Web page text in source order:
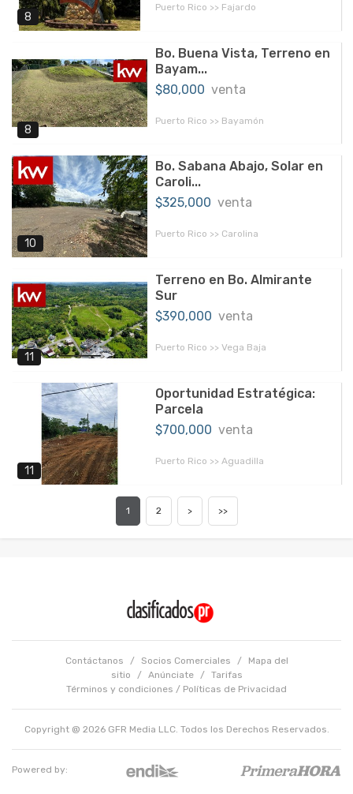
8
Puerto Rico >> Fajardo
8
Bo. Buena Vista, Terreno en
Bayam...
$80,000 venta
Puerto Rico >> Bayamón
10
Bo. Sabana Abajo, Solar en
Caroli...
$325,000 venta
Puerto Rico >> Carolina
11
Terreno en Bo. Almirante
Sur
$390,000 venta
Puerto Rico >> Vega Baja
11
Oportunidad Estratégica:
Parcela
$700,000 venta
Puerto Rico >> Aguadilla
1 2 > >>
Contáctanos / Socios Comerciales /
Mapa del
sitio
/ Anúnciate /
Tarifas
Términos y condiciones / Políticas de Privacidad
Copyright @ 2026 GFR Media LLC. Todos los Derechos Reservados.
Powered by: